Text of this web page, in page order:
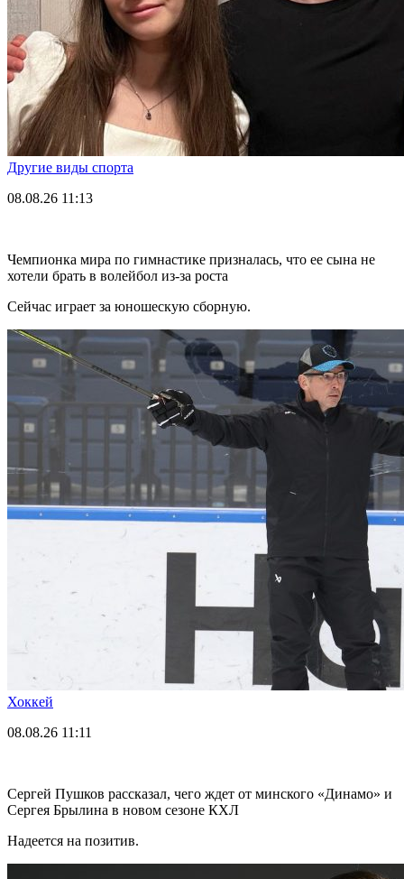
Другие виды спорта
08.08.26 11:13
Чемпионка мира по гимнастике призналась, что ее сына не
хотели брать в волейбол из-за роста
Сейчас играет за юношескую сборную.
Хоккей
08.08.26 11:11
Сергей Пушков рассказал, чего ждет от минского «Динамо» и
Сергея Брылина в новом сезоне КХЛ
Надеется на позитив.